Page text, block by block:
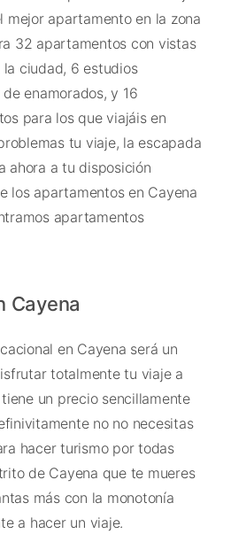
mejor apartamento en la zona
32 apartamentos con vistas
ciudad, 6 estudios
enamorados, y 16
para los que viajáis en
tu viaje, la escapada
ahora a tu disposición
los apartamentos en Cayena
apartamentos
Cayena
en Cayena será un
totalmente tu viaje a
un precio sencillamente
no no necesitas
hacer turismo por todas
de Cayena que te mueres
más con la monotonía
a hacer un viaje.